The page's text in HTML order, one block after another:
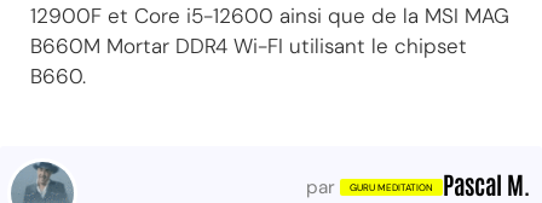
12900F et Core i5-12600 ainsi que de la MSI MAG
B660M Mortar DDR4 Wi-FI utilisant le chipset
B660.
par Pascal M.